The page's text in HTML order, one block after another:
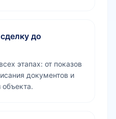
до
этапах: от показов
документов и